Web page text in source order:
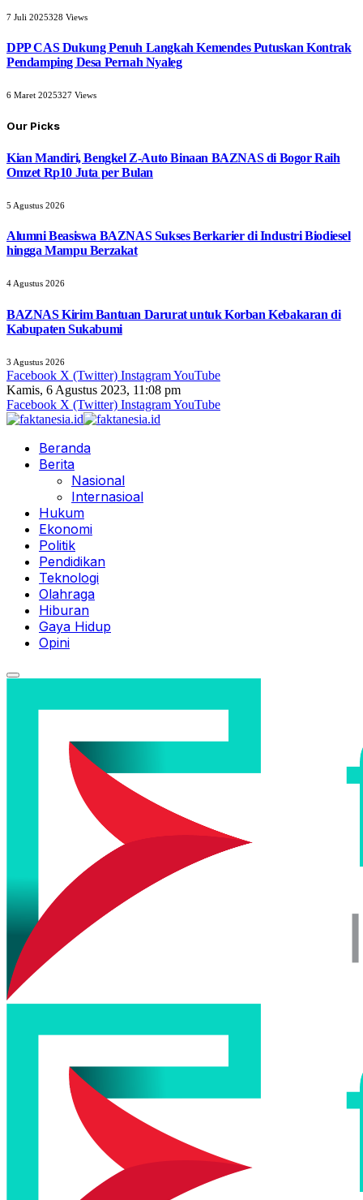
7 Juli 2025328 Views
DPP CAS Dukung Penuh Langkah Kemendes Putuskan Kontrak
Pendamping Desa Pernah Nyaleg
6 Maret 2025327 Views
Our Picks
Kian Mandiri, Bengkel Z-Auto Binaan BAZNAS di Bogor Raih
Omzet Rp10 Juta per Bulan
5 Agustus 2026
Alumni Beasiswa BAZNAS Sukses Berkarier di Industri Biodiesel
hingga Mampu Berzakat
4 Agustus 2026
BAZNAS Kirim Bantuan Darurat untuk Korban Kebakaran di
Kabupaten Sukabumi
3 Agustus 2026
Facebook X (Twitter) InstagramYouTube
Kamis, 6 Agustus 2023, 11:08 pm
Facebook X (Twitter) InstagramYouTube
Beranda
Berita
Nasional
Internasioal
Hukum
Ekonomi
Politik
Pendidikan
Teknologi
Olahraga
Hiburan
Gaya Hidup
Opini